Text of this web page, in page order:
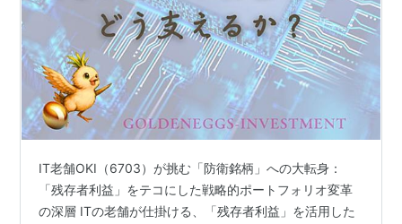
IT老舗OKI（6703）が挑む「防衛銘柄」への大転身：
「残存者利益」をテコにした戦略的ポートフォリオ変革
の深層 ITの老舗が仕掛ける、「残存者利益」を活用した